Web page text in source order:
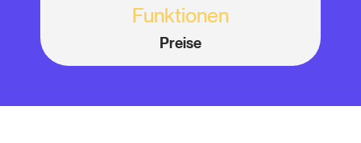
Funktionen
Preise